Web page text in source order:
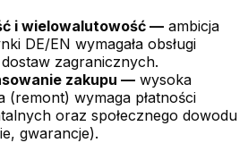
i wielowalutowość — ambicja
DE/EN wymagała obsługi
zagranicznych.
zakupu — wysoka
(remont) wymaga płatności
oraz społecznego dowodu
gwarancje).